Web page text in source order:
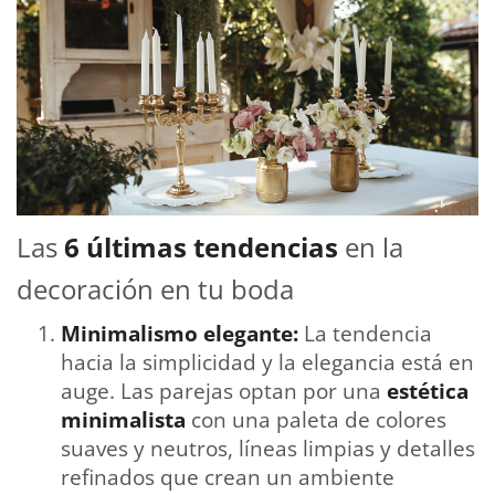
Las6 últimas tendencias en la
decoración en tu boda
Minimalismo elegante: La tendencia
hacia la simplicidad y la elegancia está en
auge. Las parejas optan por una estética
minimalista con una paleta de colores
suaves y neutros, líneas limpias y detalles
refinados que crean un ambiente